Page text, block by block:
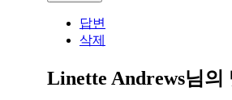
답변
삭제
Linette Andrews님의